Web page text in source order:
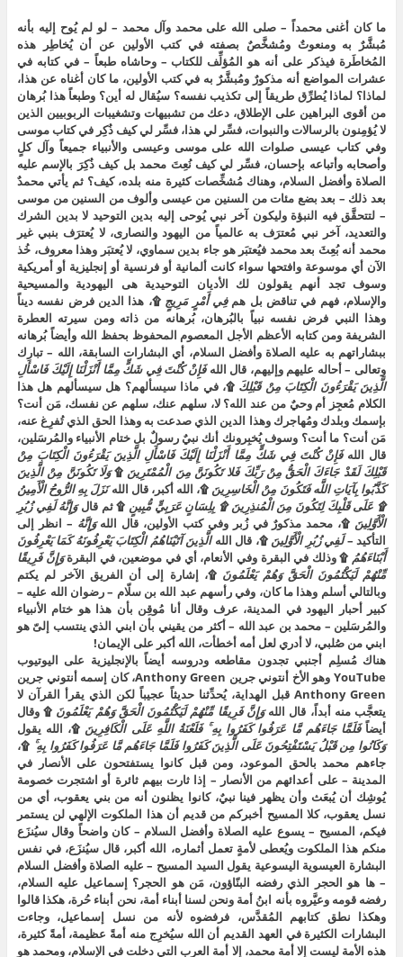
ما كان أغنى محمداً – صلى الله على محمد وآل محمد – لو لم يُوح إليه بأنه
مُبشَّرٌ به ومنعوتٌ ومُشخَّصٌ بصفته في كتب الأولين عن أن يُخاطِر هذه
المُخاطَرة فيذكر على أنه هو المُؤلِّف للكتاب – وحاشاه طبعاً – في كتابه في
عشرات المواضع أنه مذكورٌ ومُبشَّرٌ به في كتب الأولين، ما كان أغناه عن هذا،
لماذا؟ لماذا يُطرِّق طريقاً إلى تكذيب نفسه؟ سيُقال له أين؟ وطبعاً هذا بُرهان
من أقوى البراهين على الإطلاق، دعك من تشبيهات وتشغيبات الربوبيين الذين
لا يُؤمِنون بالرسالات والنبوات، فسِّر لي هذا، فسِّر لي كيف ذُكِر في كتاب موسى
وفي كتاب عيسى صلوات الله على موسى وعيسى والأنبياء جميعاً وآل كلٍ
وأصحابه وأتباعه بإحسان، فسِّر لي كيف نُعِتَ محمد بل كيف ذُكِرَ بالإسم عليه
الصلاة وأفضل السلام، وهناك مُشخِّصات كثيرة منه بلده، كيف؟ ثم يأتي محمدٌ
بعد ذلك – بعد بضع مئات من السنين من عيسى وألوف من السنين من موسى
– لتتحقَّق فيه النبؤة وليكون آخر نبي يُوحى إليه بدين التوحيد لا بدين الشرك
والتعديد، آخر نبي مُعترَف به عالمياً من اليهود والنصارى، لا يُعترَف بنبي غير
محمد أنه بُعِثَ بعد محمد فيُعتبَر هو جاء بدين سماوي، لا يُعتبَر وهذا معروف، خُذ
الآن أي موسوعة وافتحها سواء كانت ألمانية أو فرنسية أو إنجليزية أو أمريكية
وسوف تجد أنهم يقولون لك الأديان التوحيدية هى اليهودية والمسيحية
والإسلام، فهم في تناقض بل همفِي أَمْرٍ مَرِيجٍ۩، هذا الدين فرض نفسه ديناً
وهذا النبي فرض نفسه نبياً بالبُرهان، بُرهانه من ذاته ومن سيرته العطرة
الشريفة ومن كتابه الأعظم الأجل المعصوم المحفوظ بحفظ الله وأيضاً بُرهانه
ببشاراتهم به عليه الصلاة وأفضل السلام، أي البشارات السابقة، الله – تبارك
وتعالى – أحاله عليهم وإليهم، قال اللهفَإِنْ كُنْتَ فِي شَكٍّ مِمَّا أَنْزَلْنَا إِلَيْكَ فَاسْأَلِ
الَّذِينَ يَقْرَءُونَ الْكِتَابَ مِنْ قَبْلِكَ۩، في ماذا سيسألهم؟ هل سيسألهم هل هذا
الكلام مُعجِز أم وحيٌ من عند الله؟ لا، سلهم عنك، سلهم عن نفسك، مَن أنت؟
بإسمك وبلدك ومُهاجرك وهذا الدين الذي صدعت به وهذا الحق الذي تُفرِغ عنه،
مَن أنت؟ ما أنت؟ وسوف يُخبِرونك أنك نبيٌ رسولٌ بل ختام الأنبياء والمُرسَلين،
قال الله فَإِنْ كُنْتَ فِي شَكٍّ مِمَّا أَنْزَلْنَا إِلَيْكَ فَاسْأَلِ الَّذِينَ يَقْرَءُونَ الْكِتَابَ مِنْ
قَبْلِكَ لَقَدْ جَاءَكَ الْحَقُّ مِنْ رَبِّكَ فَلا تَكُونَنَّ مِنَ الْمُمْتَرِينَ ۩وَلَا تَكُونَنَّ مِنْ الَّذِينَ
كَذَّبُوا بِآيَاتِ اللَّه فَتَكُونَ مِنْ الْخَاسِرِينَ ۩، الله أكبر، قال اللهنَزَلَ بِهِ الرُّوحُ الْأَمِينُ
۩ عَلَى قَلْبِكَ لِتَكُونَ مِنَ الْمُنذِرِينَ ۩ بِلِسَانٍ عَرَبِيٍّ مُّبِينٍ ۩ ثم قالوَإِنَّهُ لَفِي زُبُرِ
الْأَوَّلِينَ ۩، محمد مذكورٌ في زُبر وفي كتب الأولين، قال اللهوَإِنَّهُ – انظر إلى
التأكيد –لَفِي زُبُرِ الْأَوَّلِينَ۩، قال اللهالَّذِينَ آتَيْنَاهُمُ الْكِتَابَ يَعْرِفُونَهُ كَمَا يَعْرِفُونَ
أَبْنَاءَهُمُ ۩ وذلك في البقرة وفي الأنعام، أي في موضعين، في البقرةوَإِنَّ فَرِيقًا
مِّنْهُمْ لَيَكْتُمُونَ الْحَقَّ وَهُمْ يَعْلَمُونَ۩، إشارة إلى أن الفريق الآخر لم يكتم
وبالتالي أسلم وهذا ما كان، وفي رأسهم عبد الله بن سلّام – رضوان الله عليه –
كبير أحبار اليهود في المدينة، عرف وقال أنا مُوقِن بأن هذا هو ختام الأنبياء
والمُرسَلين – محمد بن عبد الله – أكثر من يقيني بأن ابني الذي ينتسب إلىّ هو
ابني من صُلبي، لا أدري لعل أمه أخطأت، الله أكبر على الإيمان!
هناك مُسلِم أجنبي تجدون مقاطعه ودروسه أيضاً بالإنجليزية على اليوتيوب
YouTube وهو الأخ أنتوني جرين Anthony Green، كان إسمه أنتوني جرين
Anthony Green قبل الهداية، يُحدِّثنا حديثاً عجيباً لكن الذي يقرأ القرآن لا
يتعجَّب منه أبداً، قال اللهوَإِنَّ فَرِيقًا مِّنْهُمْ لَيَكْتُمُونَ الْحَقَّ وَهُمْ يَعْلَمُونَ ۩ وقال
أيضاًفَلَمَّا جَاءَهُم مَّا عَرَفُوا كَفَرُوا بِهِ ۚ فَلَعْنَةُ اللَّهِ عَلَى الْكَافِرِينَ ۩، الله يقول
وَكَانُوا مِن قَبْلُ يَسْتَفْتِحُونَ عَلَى الَّذِينَ كَفَرُوا فَلَمَّا جَاءَهُم مَّا عَرَفُوا كَفَرُوا بِهِ ۚ۩،
جاءهم محمد بالحق الموعود، ومن قبل كانوا يستفتحون على الأنصار في
المدينة – على أعدائهم من الأنصار – إذا ثارت بيهم ثائرة أو اشتجرت خصومة
يُوشِك أن يُبعَث وأن يظهر فينا نبيٌ، كانوا يظنون أنه من بني يعقوب، أي من
نسل يعقوب، كلا المسيح أخبركم من قديم أن هذا الملكوت الإلهي لن يستمر
فيكم، المسيح – يسوع عليه الصلاة وأفضل السلام – كان واضحاً وقال سيُنزَع
منكم هذا الملكوت ويُعطى لأمةٍ تعمل أثماره، الله أكبر، قال سيُنزَع، في نفس
البشارة العيسوية اليسوعية يقول السيد المسيح – عليه الصلاة وأفضل السلام
– ها هو الحجر الذي رفضه البنّاؤون، مَن هو الحجر؟ إسماعيل عليه السلام،
رفضه قومه وعيَّروه بأنه ابنُ أمة ونحن لسنا أبناء أمة، نحن أبناء حُرة، هكذا قالوا
وهكذا نطق كتابهم المُقدَّس، فرفضوه لأنه من نسل إسماعيل، وجاءت
البشارات الكثيرة في العهد القديم أن الله سيُخرِج منه أمةً عظيمة، أمةً كثيرة،
هذه الأمة ليست إلا أمة محمد، إلا أمة العرب التي دخلت في الإسلام، ومحمد هو